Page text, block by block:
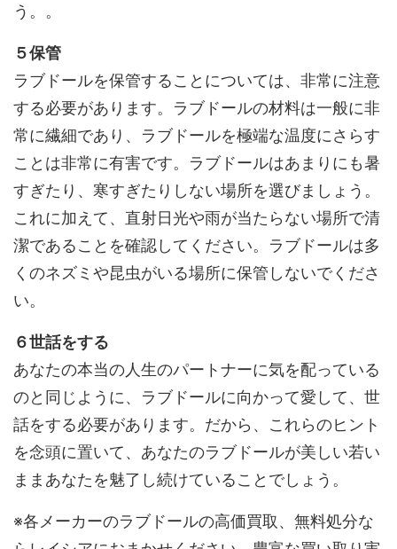
う。。
５保管
ラブドールを保管することについては、非常に注意
する必要があります。ラブドールの材料は一般に非
常に繊細であり、ラブドールを極端な温度にさらす
ことは非常に有害です。ラブドールはあまりにも暑
すぎたり、寒すぎたりしない場所を選びましょう。
これに加えて、直射日光や雨が当たらない場所で清
潔であることを確認してください。ラブドールは多
くのネズミや昆虫がいる場所に保管しないでくださ
い。
６世話をする
あなたの本当の人生のパートナーに気を配っている
のと同じように、ラブドールに向かって愛して、世
話をする必要があります。だから、これらのヒント
を念頭に置いて、あなたのラブドールが美しい若い
ままあなたを魅了し続けていることでしょう。
※各メーカーのラブドールの高価買取、無料処分な